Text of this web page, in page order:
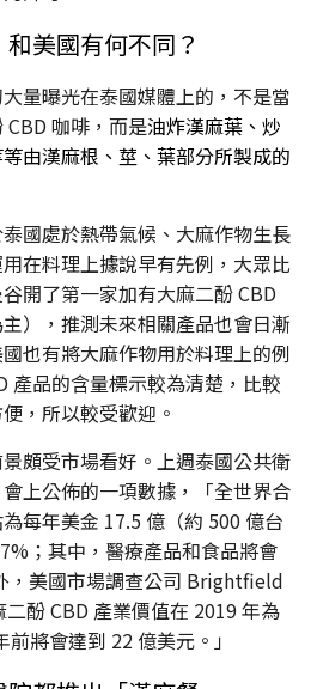
美國有何不同？
量曝光在泰國媒體上的，不是當
咖啡，而是油炸漢麻葉、炒
由漢麻根、莖、葉部分所製成的
國處於熱帶氣候、大麻作物生長
在料理上據說早有先例，大眾比
開了第一家加有大麻二酚 CBD
），推測未來相關產品也會日漸
也有將大麻作物用於料理上的例
產品的含量標示較為清楚，比較
，所以較受歡迎。
頗受市場看好。上週泰國公共衛
上公佈的一項數據，「全世界合
每年美金 17.5 億（約 500 億台
；其中，醫療產品和食品將會
，美國市場調查公司 Brightfield
酚 CBD 產業價值在 2019 年為
將會達到 22 億美元。」